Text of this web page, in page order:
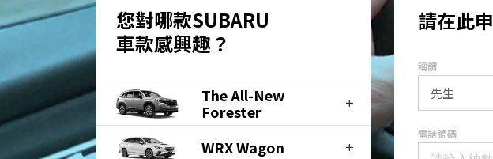
您對哪款SUBARU
車款感興趣？
The All-New
Forester
WRX Wagon
請在此
稱謂
電話號碼